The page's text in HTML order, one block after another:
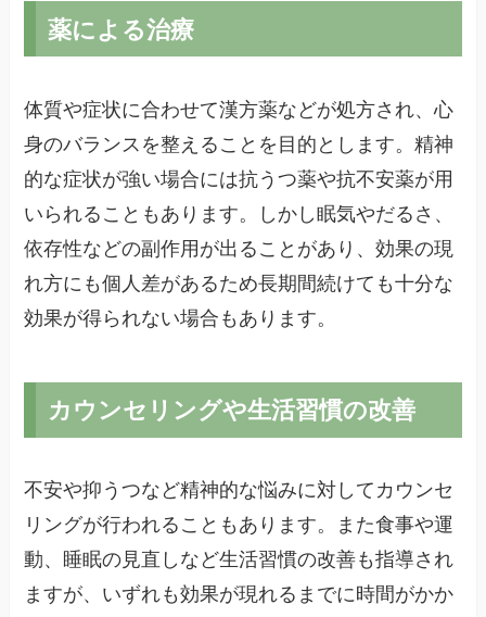
薬による治療
体質や症状に合わせて漢方薬などが処方され、心
身のバランスを整えることを目的とします。精神
的な症状が強い場合には抗うつ薬や抗不安薬が用
いられることもあります。しかし眠気やだるさ、
依存性などの副作用が出ることがあり、効果の現
れ方にも個人差があるため長期間続けても十分な
効果が得られない場合もあります。
カウンセリングや生活習慣の改善
不安や抑うつなど精神的な悩みに対してカウンセ
リングが行われることもあります。また食事や運
動、睡眠の見直しなど生活習慣の改善も指導され
ますが、いずれも効果が現れるまでに時間がかか